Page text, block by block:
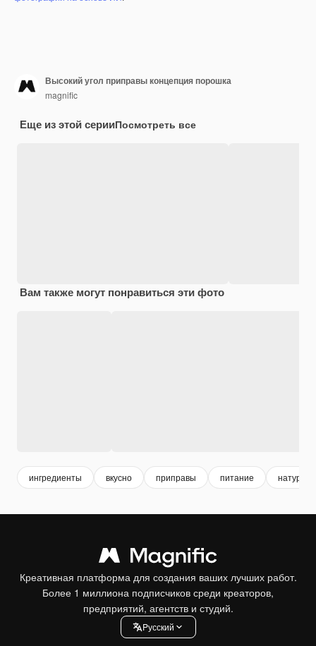
Высокий угол приправы концепция порошка
magnific
Еще из этой серииПосмотреть все
Вам также могут понравиться эти фото
ингредиенты вкусно приправы питание
Креативная платформа для создания ваших лучших работ.
Более 1 миллиона подписчиков среди креаторов,
предприятий, агентств и студий.
Pусский